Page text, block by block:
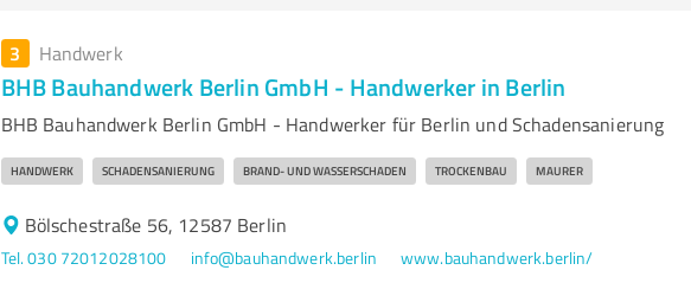
3 Handwerk
BHB Bauhandwerk Berlin GmbH - Handwerker in Berlin
BHB Bauhandwerk Berlin GmbH - Handwerker für Berlin und Schadensanierung
HANDWERK SCHADENSANIERUNG BRAND- UND WASSERSCHADEN TROCKENBAU MAURER
Bölschestraße 56, 12587 Berlin
Tel. 030 72012028100 info@bauhandwerk.berlin www.bauhandwerk.berlin/